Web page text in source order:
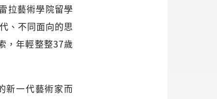
拉藝術學院留學
、不同面向的思
，年輕整整37歲
新一代藝術家而